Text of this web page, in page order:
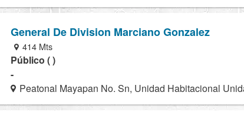
General De Division Marciano Gonzalez
414 Mts
Público ( )
-
Peatonal Mayapan No. Sn, Unidad Habitacional